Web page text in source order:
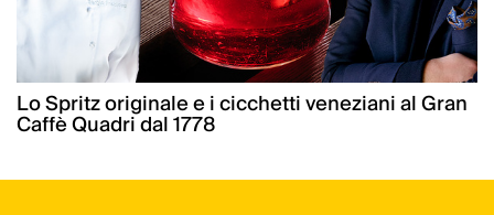
Lo Spritz originale e i cicchetti veneziani al Gran
Caffè Quadri dal 1778